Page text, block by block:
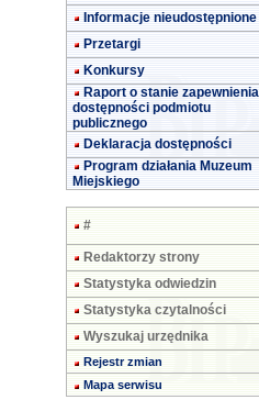
Informacje nieudostępnione
Przetargi
Konkursy
Raport o stanie zapewnienia
dostępności podmiotu
publicznego
Deklaracja dostępności
Program działania Muzeum
Miejskiego
#
Redaktorzy strony
Statystyka odwiedzin
Statystyka czytalności
Wyszukaj urzędnika
Rejestr zmian
Mapa serwisu